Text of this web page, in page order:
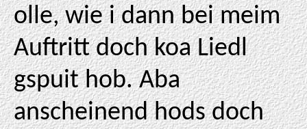
olle, wie i dann bei meim
Auftritt doch koa Liedl
gspuit hob. Aba
anscheinend hods doch